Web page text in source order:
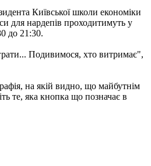
Київської школи економіки
для нардепів проходитимуть у
до 21:30.
Подивимося, хто витримає",
на якій видно, що майбутнім
те, яка кнопка що позначає в